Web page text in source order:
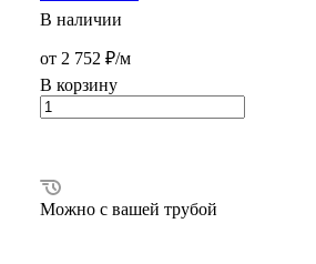
В наличии
от 2 752 ₽/м
В корзину
Можно с вашей трубой